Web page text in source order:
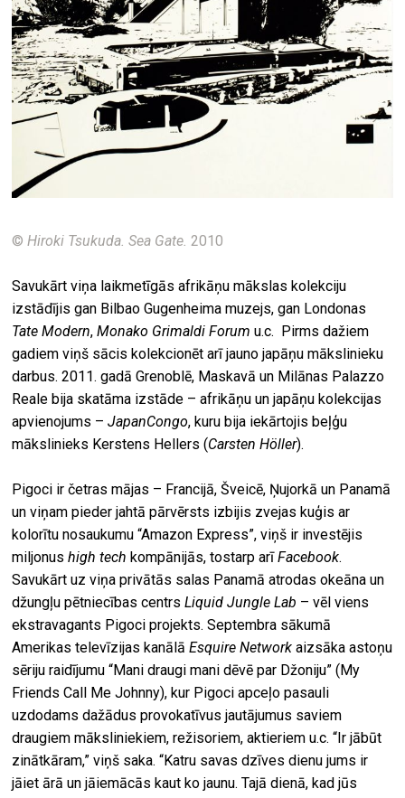
©Hiroki Tsukuda. Sea Gate. 2010
Savukārt viņa laikmetīgās afrikāņu mākslas kolekciju
izstādījis gan Bilbao Gugenheima muzejs, gan Londonas
Tate Modern,Monako Grimaldi Forum u.c. Pirms dažiem
gadiem viņš sācis kolekcionēt arī jauno japāņu mākslinieku
darbus. 2011. gadā Grenoblē, Maskavā un Milānas Palazzo
Reale bija skatāma izstāde – afrikāņu un japāņu kolekcijas
apvienojums –JapanCongo, kuru bija iekārtojis beļģu
mākslinieks Kerstens Hellers (Carsten Höller).
Pigoci ir četras mājas – Francijā, Šveicē, Ņujorkā un Panamā
un viņam pieder jahtā pārvērsts izbijis zvejas kuģis ar
kolorītu nosaukumu “Amazon Express”, viņš ir investējis
miljonushigh tech kompānijās, tostarp arīFacebook.
Savukārt uz viņa privātās salas Panamā atrodas okeāna un
džungļu pētniecības centrsLiquid Jungle Lab – vēl viens
ekstravagants Pigoci projekts. Septembra sākumā
Amerikas televīzijas kanālāEsquire Networkaizsāka astoņu
sēriju raidījumu “Mani draugi mani dēvē par Džoniju” (My
Friends Call Me Johnny), kur Pigoci apceļo pasauli
uzdodams dažādus provokatīvus jautājumus saviem
draugiem māksliniekiem, režisoriem, aktieriem u.c. “Ir jābūt
zinātkāram,” viņš saka. “Katru savas dzīves dienu jums ir
jāiet ārā un jāiemācās kaut ko jaunu. Tajā dienā, kad jūs